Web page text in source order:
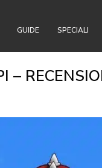
GUIDE SPECIALI